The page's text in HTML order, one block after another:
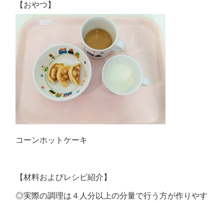
【おやつ】
コーンホットケーキ
【材料およびレシピ紹介】
◎実際の調理は４人分以上の分量で行う方が作りやす